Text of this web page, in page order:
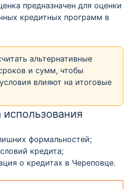
предназначен для оценки
кредитных программ в
альтернативные
и сумм, чтобы
влияют на итоговые
формальностей;
кредита;
о кредитах в Череповце.